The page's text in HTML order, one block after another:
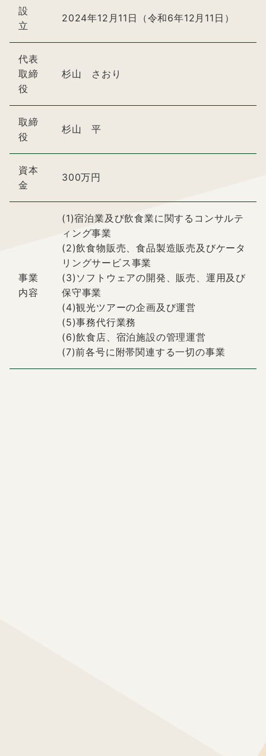
設
立
2024年12月11日（令和6年12月11日）
代表
取締
役
杉山 さおり
取締
役
杉山 平
資本
金
300万円
事業
内容
(1)宿泊業及び飲食業に関するコンサルテ
ィング事業
(2)飲食物販売、食品製造販売及びケータ
リングサービス事業
(3)ソフトウェアの開発、販売、運用及び
保守事業
(4)観光ツアーの企画及び運営
(5)事務代行業務
(6)飲食店、宿泊施設の管理運営
(7)前各号に附帯関連する一切の事業